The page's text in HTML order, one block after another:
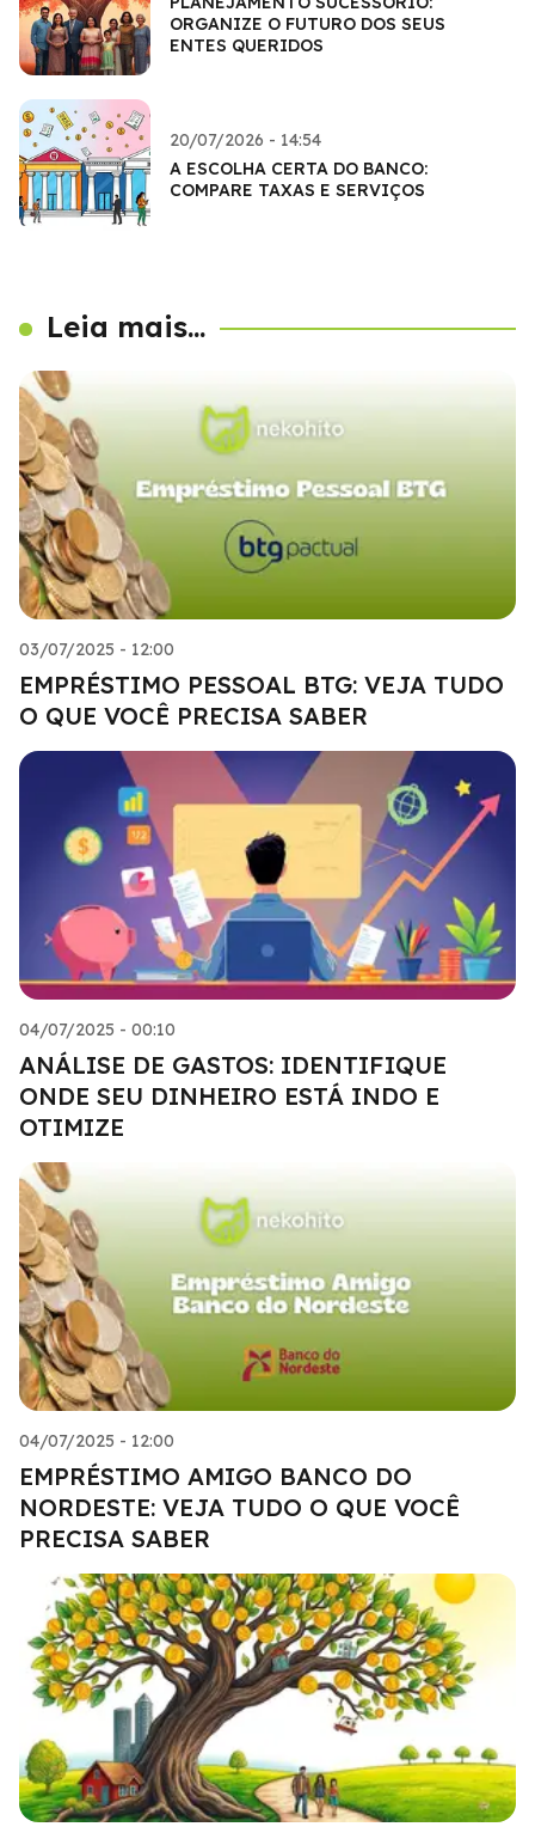
ORGANIZE O FUTURO DOS SEUS
ENTES QUERIDOS
20/07/2026 - 14:54
A ESCOLHA CERTA DO BANCO:
COMPARE TAXAS E SERVIÇOS
Leia mais...
03/07/2025 - 12:00
EMPRÉSTIMO PESSOAL BTG: VEJA TUDO
O QUE VOCÊ PRECISA SABER
04/07/2025 - 00:10
ANÁLISE DE GASTOS: IDENTIFIQUE
ONDE SEU DINHEIRO ESTÁ INDO E
OTIMIZE
04/07/2025 - 12:00
EMPRÉSTIMO AMIGO BANCO DO
NORDESTE: VEJA TUDO O QUE VOCÊ
PRECISA SABER